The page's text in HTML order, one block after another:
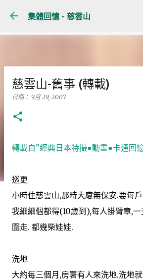
跳至主要內容
集體回憶 - 慈雲山
慈雲山-舊事 (轉載)
日期： 9月 29, 2007
轉載自"經典日本特撮●動畫●卡通回
巡更
小時住慈雲山,那時大廈無保安.要每
我細細個都得(10歲到),每人掛臂章,
圍走. 都幾柴娃娃.
洗地
大約每三個月,房署有人來洗地.洗地